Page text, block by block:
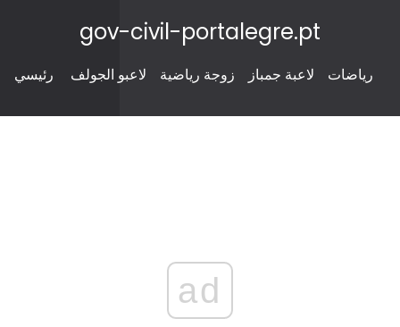
gov-civil-portalegre.pt
رئيسي لاعبو الجولف زوجة رياضية لاعبة جمباز رياضات
ad